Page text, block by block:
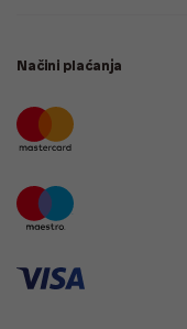
Načini plaćanja